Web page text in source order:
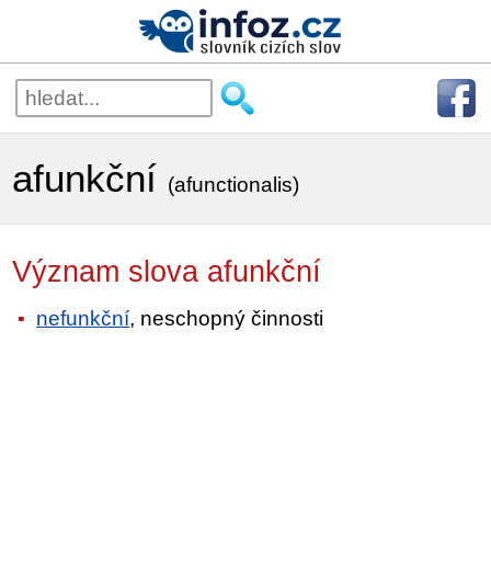
afunkční (afunctionalis)
Význam slova afunkční
nefunkční, neschopný činnosti